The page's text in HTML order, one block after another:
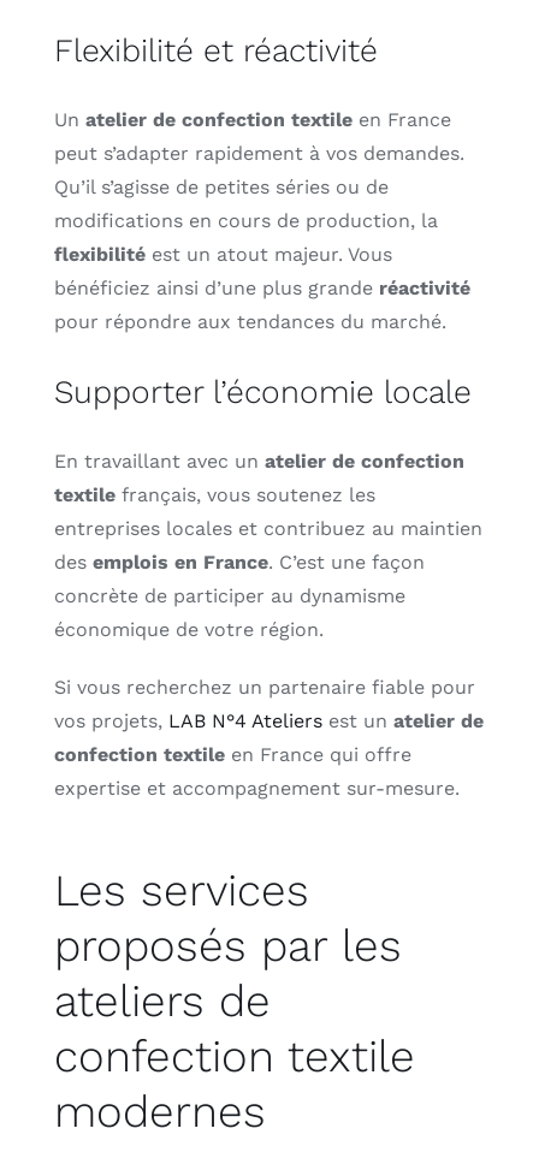
Flexibilité et réactivité
Un atelier de confection textileen France
peut s’adapter rapidement à vos demandes.
Qu’il s’agisse de petites séries ou de
modifications en cours de production, la
flexibilitéest un atout majeur. Vous
bénéficiez ainsi d’une plus grande réactivité
pour répondre aux tendances du marché.
Supporter l’économie locale
En travaillant avec un atelier de confection
textilefrançais, vous soutenez les
entreprises locales et contribuez au maintien
des emplois en France. C’est une façon
concrète de participer au dynamisme
économique de votre région.
Si vous recherchez un partenaire fiable pour
vos projets, LAB N°4 Ateliersest un atelier de
confection textileen France qui offre
expertise et accompagnement sur-mesure.
Les services
proposés par les
ateliers de
confection textile
modernes